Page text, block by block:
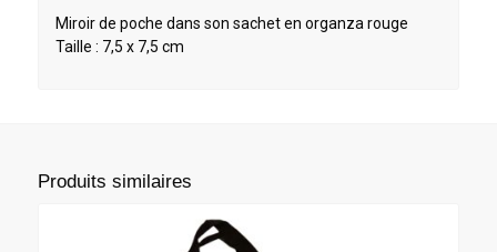
Miroir de poche dans son sachet en organza rouge
Taille : 7,5 x 7,5 cm
Produits similaires